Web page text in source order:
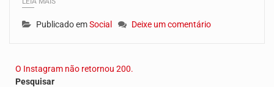
Publicado emSocial Deixe um comentário
O Instagram não retornou 200.
Pesquisar